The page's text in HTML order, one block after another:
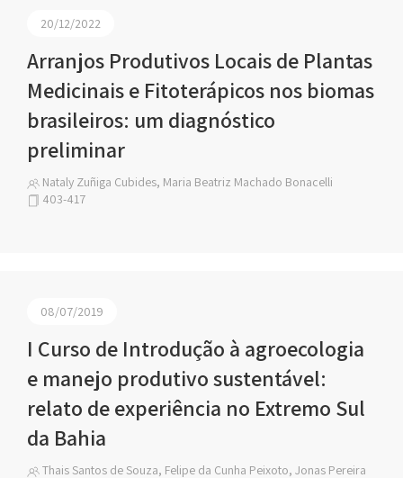
20/12/2022
Arranjos Produtivos Locais de Plantas
Medicinais e Fitoterápicos nos biomas
brasileiros: um diagnóstico
preliminar
Nataly Zuñiga Cubides, Maria Beatriz Machado Bonacelli
403-417
08/07/2019
I Curso de Introdução à agroecologia
e manejo produtivo sustentável:
relato de experiência no Extremo Sul
da Bahia
Thais Santos de Souza, Felipe da Cunha Peixoto, Jonas Pereira